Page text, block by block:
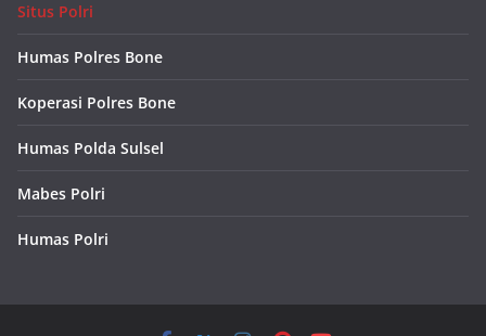
Situs Polri
Humas Polres Bone
Koperasi Polres Bone
Humas Polda Sulsel
Mabes Polri
Humas Polri